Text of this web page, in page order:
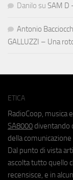
Danilo su SAM D
Antonio
GALLUZZI – Una
ETICA
RadioCoop, musica
SA8000 diventando
della
Dal punto di vista
ascolta tutto quello
recensisce, e in